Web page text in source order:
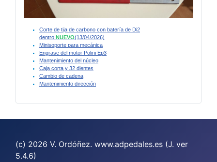
Corte de tija de carbono con batería de Di2
dentro. NUEVO(13/04/2026)
Minisoporte para mecánica
Engrase del motor Polini Ep3
Mantenimiento del núcleo
Caja corta y 32 dientes
Cambio de cadena
Mantenimiento dirección
(c) 2026 V. Ordóñez. www.adpedales.es (J. ver
5.4.6)